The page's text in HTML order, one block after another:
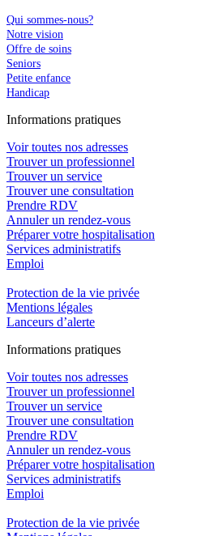
Qui sommes-nous?
Notre vision
Offre de soins
Seniors
Petite enfance
Handicap
Informations pratiques
Voir toutes nos adresses
Trouver un professionnel
Trouver un service
Trouver une consultation
Prendre RDV
Annuler un rendez-vous
Préparer votre hospitalisation
Services administratifs
Emploi​
Protection de la vie privée
Mentions légales
Lanceurs d’alerte
Informations pratiques
Voir toutes nos adresses
Trouver un professionnel
Trouver un service
Trouver une consultation
Prendre RDV
Annuler un rendez-vous
Préparer votre hospitalisation
Services administratifs
Emploi​
Protection de la vie privée